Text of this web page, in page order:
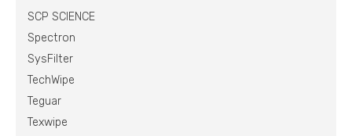
SCP SCIENCE
Spectron
SysFilter
TechWipe
Teguar
Texwipe